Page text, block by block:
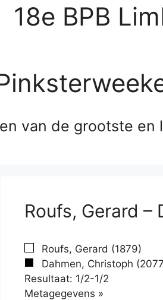
18e BPB
van de grootste
Roufs, Gerard –
Roufs, Gerard (1879)
Dahmen, Christoph
Resultaat: 1/2-1/2
Metagegevens »